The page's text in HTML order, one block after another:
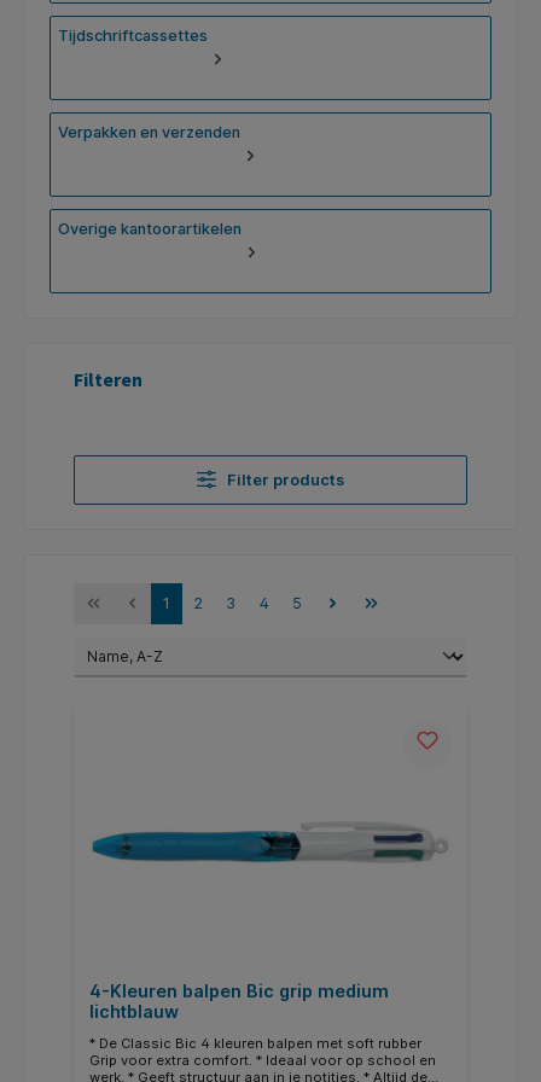
Tijdschriftcassettes
Verpakken en verzenden
Overige kantoorartikelen
Filteren
Filter products
1 2 3 4 5
4-Kleuren balpen Bic grip medium
lichtblauw
* De Classic Bic 4 kleuren balpen met soft rubber
Grip voor extra comfort. * Ideaal voor op school en
werk. * Geeft structuur aan in je notities. * Altijd de